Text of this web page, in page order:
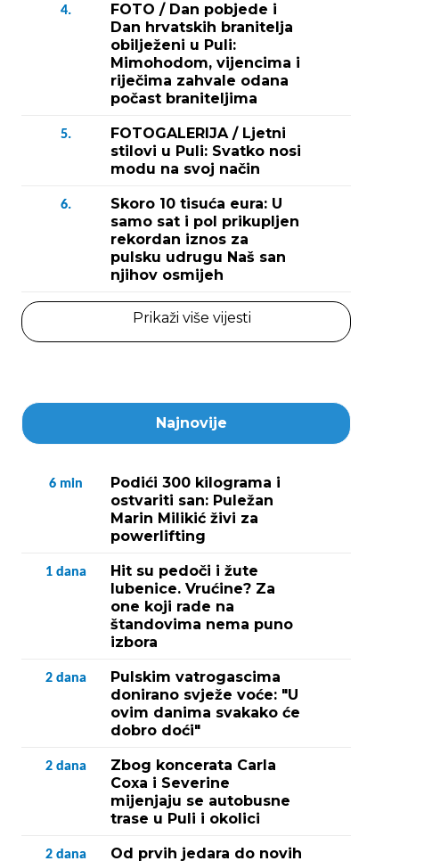
4.
FOTO / Dan pobjede i
Dan hrvatskih branitelja
obilježeni u Puli:
Mimohodom, vijencima i
riječima zahvale odana
počast braniteljima
5.
FOTOGALERIJA / Ljetni
stilovi u Puli: Svatko nosi
modu na svoj način
6.
Skoro 10 tisuća eura: U
samo sat i pol prikupljen
rekordan iznos za
pulsku udrugu Naš san
njihov osmijeh
Prikaži više vijesti
Najnovije
6 min
Podići 300 kilograma i
ostvariti san: Puležan
Marin Milikić živi za
powerlifting
1 dana
Hit su pedoči i žute
lubenice. Vrućine? Za
one koji rade na
štandovima nema puno
izbora
2 dana
Pulskim vatrogascima
donirano svježe voće: "U
ovim danima svakako će
dobro doći"
2 dana
Zbog koncerata Carla
Coxa i Severine
mijenjaju se autobusne
trase u Puli i okolici
2 dana
Od prvih jedara do novih